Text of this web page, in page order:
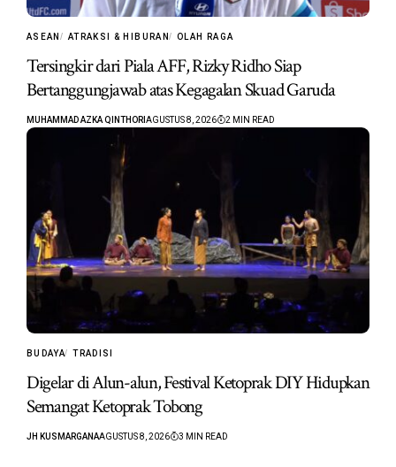
ASEAN ATRAKSI & HIBURAN OLAH RAGA
Tersingkir dari Piala AFF, Rizky Ridho Siap
Bertanggungjawab atas Kegagalan Skuad Garuda
MUHAMMAD AZKA QINTHORI AGUSTUS 8, 2026 2 MIN READ
BUDAYA TRADISI
Digelar di Alun-alun, Festival Ketoprak DIY Hidupkan
Semangat Ketoprak Tobong
JH KUSMARGANAAGUSTUS 8, 2026 3 MIN READ